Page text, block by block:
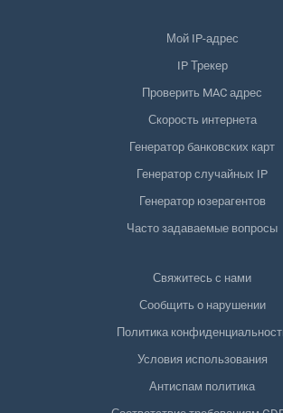
Мой IP-адрес
IP Трекер
Проверить MAC адрес
Скорость интернета
Генератор банковских карт
Генератор случайных IP
Генератор юзерагентов
Часто задаваемые вопросы
Свяжитесь с нами
Сообщить о нарушении
Политика
Условия использования
Антиспам политика